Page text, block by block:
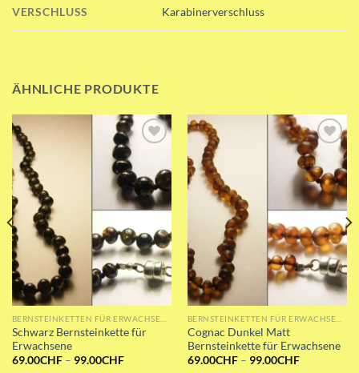
VERSCHLUSS Karabinerverschluss
ÄHNLICHE PRODUKTE
Add to wishlist
Schwarz Bernsteinkette für
Erwachsene
69.00CHF – 99.00CHFPreisspanne:
Add to wishlist
Cognac Dunkel Matt
Bernsteinkette für Erwachsene
69.00CHF – 99.00CHF